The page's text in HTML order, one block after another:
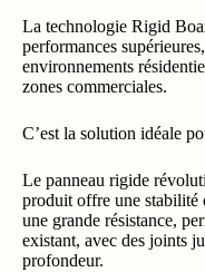
La technologie Rigid
performances
environnements
zones commerciales.
C’est la solution idéale
Le panneau rigide
produit offre une stabilité
une grande résistance,
existant, avec des joints
profondeur.